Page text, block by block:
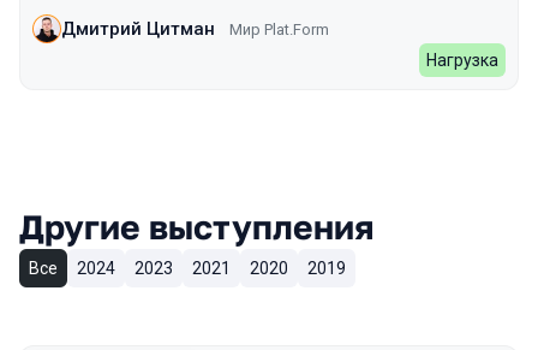
Дмитрий Цитман Мир Plat.Form
Нагрузка
Другие выступления
Все 2024 2023 2021 2020 2019